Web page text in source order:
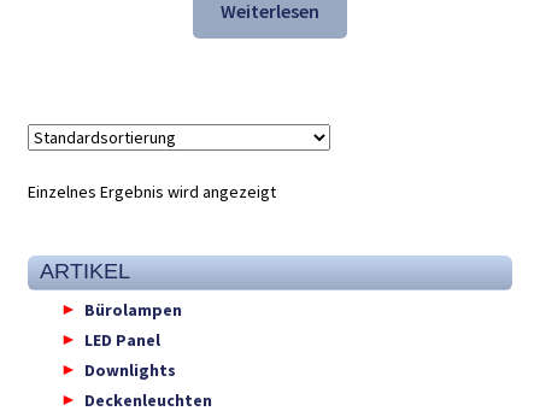
war:
133,90 €
ist:
90,98 €.
Weiterlesen
Einzelnes Ergebnis wird angezeigt
ARTIKEL
Bürolampen
LED Panel
Downlights
Deckenleuchten